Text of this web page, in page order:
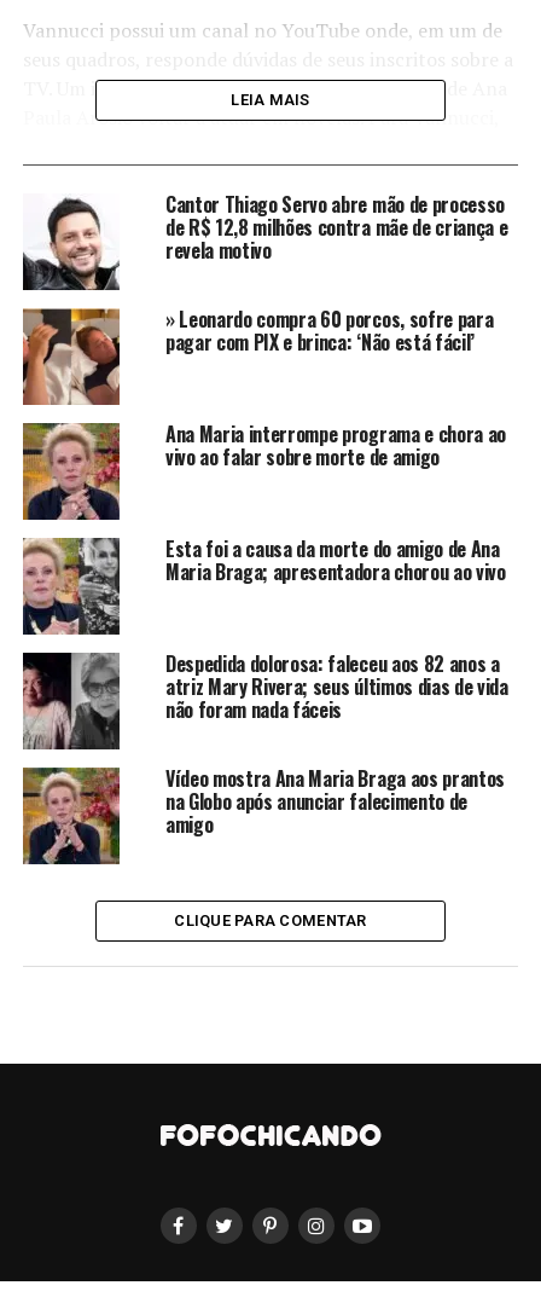
Vannucci possui um canal no YouTube onde, em um de
TV. Um inscrito perguntou sobre a possibilidade de Ana
Paula Arósio voltar a atuar em novelas. Para Vannucci,
abandonar a fama:“No período em que ela estava no
vídeo, havia muita exposição. Era revista, jornal, rádio,
todo mundo especulando muito sobre a vida dela”
relembrou.
“E o que ela queria era: ‘vou ali, vou fazer o meu trabalho
e ponto final!’ Temos que colocar sempre em primeiro
lugar a nossa saúde. Seja ela física, mental ou espiritual,
esse é o equilíbrio fundamental”, pontuou Vannucci. O
colunista lembrou que, após o hiato em sua carreira, Ana
Paula Arósio participou de alguns projetos no cinema.
No entanto, em relação a futuros projetos, Vannucci
acredita que os convites precisam ser muito especiais.
Foto: Ricardo Teixeira
novela em que a atriz participou foi “Ciranda de Pedra”
“Na Forma da Lei”.
Em 2022, Ana Paula Arósio voltou às telonas como Rosa
LEIA MAIS
Cantor Thiago Servo abre mão de processo
de R$ 12,8 milhões contra mãe de criança e
revela motivo
» Leonardo compra 60 porcos, sofre para
pagar com PIX e brinca: ‘Não está fácil’
Ana Maria interrompe programa e chora ao
vivo ao falar sobre morte de amigo
Esta foi a causa da morte do amigo de Ana
Maria Braga; apresentadora chorou ao vivo
Despedida dolorosa: faleceu aos 82 anos a
atriz Mary Rivera; seus últimos dias de vida
não foram nada fáceis
Vídeo mostra Ana Maria Braga aos prantos
na Globo após anunciar falecimento de
amigo
CLIQUE PARA COMENTAR